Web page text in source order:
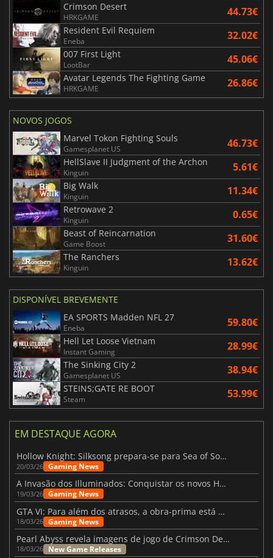
Crimson Desert
HRKGAME 44.73€
Resident Evil Requiem
Eneba 32.02€
007 First Light
LootBar 45.06€
Avatar Legends The Fighting Game
HRKGAME 26.86€
NOVOS JOGOS
Marvel Tokon Fighting Souls
Gamesplanet US 46.73€
HellSlave II Judgment of the Archon
Kinguin 5.61€
Big Walk
Kinguin 11.34€
Retrowave 2
Kinguin 0.65€
Beast of Reincarnation
Game Boost 31.60€
The Ranchers
Kinguin 13.62€
DISPONÍVEL BREVEMENTE
EA SPORTS Madden NFL 27
Eneba 59.80€
Hell Let Loose Vietnam
Instant Gaming 28.99€
The Sinking City 2
Gamesplanet US 38.94€
STEINS;GATE RE BOOT
Steam 53.99€
EM DESTAQUE AGORA
Hollow Knight: Silksong prepara-se para Sea of Sorrow com um patch
20/03/26 Gaming News
A Invasão dos Illuminados: Conquistar os novos Helldivers 2 Atualização!
19/03/26 Gaming News
GTA VI: Para além dos atrasos, a obra-prima está quase a chegar
18/03/26 Gaming News
Pearl Abyss revela imagens de jogo de Crimson Desert para a PS5
18/03/26 New Game Releases